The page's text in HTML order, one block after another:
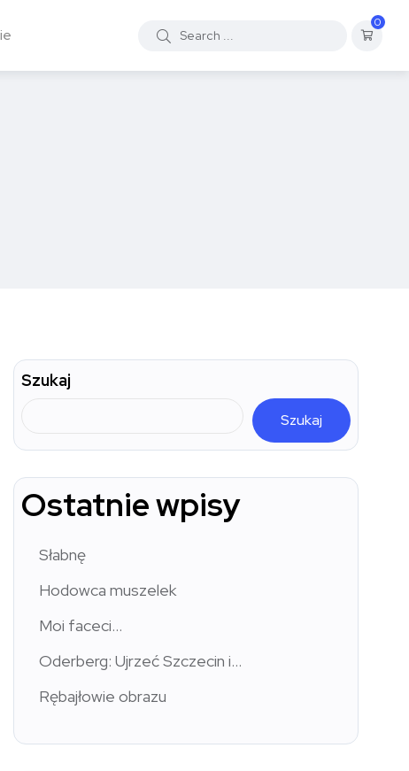
0
Szukaj
Szukaj
Ostatnie wpisy
Słabnę
Hodowca muszelek
Moi faceci…
Oderberg: Ujrzeć Szczecin i…
Rębajłowie obrazu